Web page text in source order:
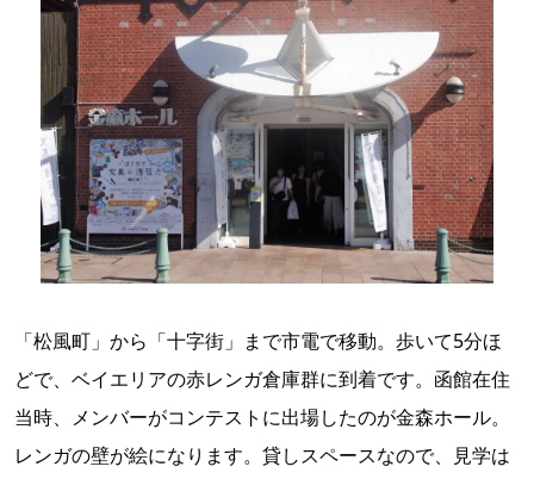
「松風町」から「十字街」まで市電で移動。歩いて5分ほ
どで、ベイエリアの赤レンガ倉庫群に到着です。函館在住
当時、メンバーがコンテストに出場したのが金森ホール。
レンガの壁が絵になります。貸しスペースなので、見学は